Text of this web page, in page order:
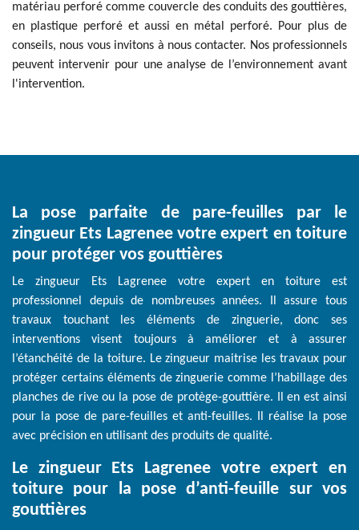
matériau perforé comme couvercle des conduits des gouttières,
en plastique perforé et aussi en métal perforé. Pour plus de
conseils, nous vous invitons à nous contacter. Nos professionnels
peuvent intervenir pour une analyse de l’environnement avant
l'intervention.
La pose parfaite de pare-feuilles par le
zingueur Ets Lagrenee votre expert en toiture
pour protéger vos gouttières
Le zingueur Ets Lagrenee votre expert en toiture est
professionnel depuis de nombreuses années. Il assure tous
travaux touchant les éléments de zinguerie, donc ses
interventions visent toujours à améliorer et à assurer
l’étanchéité de la toiture. Le zingueur maitrise les travaux pour
protéger certains éléments de zinguerie comme l’habillage des
planches de rive ou la pose de protège-gouttière. Il en est ainsi
pour la pose de pare-feuilles et anti-feuilles. Il réalise la pose
avec précision en utilisant des produits de qualité.
Le zingueur Ets Lagrenee votre expert en
toiture pour la pose d’anti-feuille sur vos
gouttières